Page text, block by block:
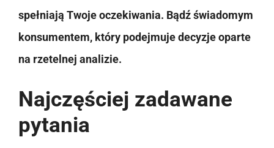
spełniają Twoje oczekiwania. Bądź świadomym
konsumentem, który podejmuje decyzje oparte
na rzetelnej analizie.
Najczęściej zadawane
pytania